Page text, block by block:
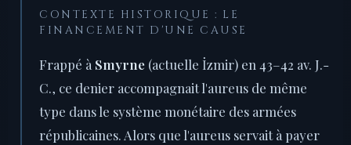
CONTEXTE HISTORIQUE : LE
FINANCEMENT D'UNE CAUSE
Frappé à Smyrne (actuelle İzmir) en 43–42 av. J.-
C., ce denier accompagnait l'aureus de même
type dans le système monétaire des armées
républicaines. Alors que l'aureus servait à payer